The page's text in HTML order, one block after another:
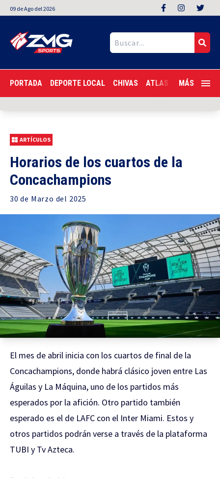
09 deAgo del 2026
PORTADA DEPORTE LOCAL CHIVAS ATLAS LIGA MX
MÁS
ARTÍCULOS
Horarios de los cuartos de la
Concachampions
30 de Marzo del 2025
El mes de abril inicia con los cuartos de final de la
Concachampions, donde habrá clásico joven entre Las
Águilas y La Máquina, uno de los partidos más
esperados por la afición. Otro partido también
esperado es el de LAFC con el Inter Miami. Estos y
otros partidos podrán verse a través de la plataforma
TUBI y Tv Azteca.